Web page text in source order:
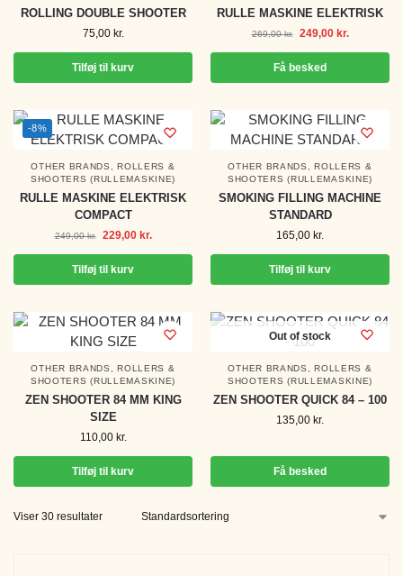
ROLLING DOUBLE SHOOTER
75,00 kr.
Tilføj til kurv
RULLE MASKINE ELEKTRISK
269,00kr. 249,00 kr.
Få besked
-8%
OTHER BRANDS ,ROLLERS &
SHOOTERS (RULLEMASKINE)
RULLE MASKINE ELEKTRISK
COMPACT
249,00kr. 229,00 kr.
Tilføj til kurv
OTHER BRANDS ,ROLLERS &
SHOOTERS (RULLEMASKINE)
SMOKING FILLING MACHINE
STANDARD
165,00 kr.
Tilføj til kurv
OTHER BRANDS ,ROLLERS &
SHOOTERS (RULLEMASKINE)
ZEN SHOOTER 84 MM KING
SIZE
110,00 kr.
Tilføj til kurv
Out of stock
OTHER BRANDS ,ROLLERS &
SHOOTERS (RULLEMASKINE)
ZEN SHOOTER QUICK 84 – 100
135,00 kr.
Få besked
Viser 30 resultater